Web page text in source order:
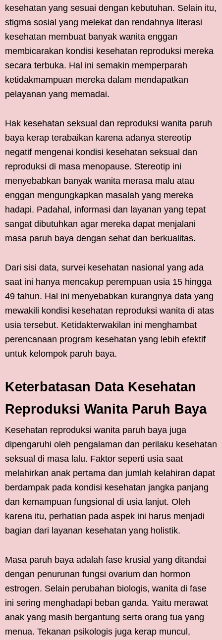
kesehatan yang sesuai dengan kebutuhan. Selain itu,
stigma sosial yang melekat dan rendahnya literasi
kesehatan membuat banyak wanita enggan
membicarakan kondisi kesehatan reproduksi mereka
secara terbuka. Hal ini semakin memperparah
ketidakmampuan mereka dalam mendapatkan
pelayanan yang memadai.
Hak kesehatan seksual dan reproduksi wanita paruh
baya kerap terabaikan karena adanya stereotip
negatif mengenai kondisi kesehatan seksual dan
reproduksi di masa menopause. Stereotip ini
menyebabkan banyak wanita merasa malu atau
enggan mengungkapkan masalah yang mereka
hadapi. Padahal, informasi dan layanan yang tepat
sangat dibutuhkan agar mereka dapat menjalani
masa paruh baya dengan sehat dan berkualitas.
Dari sisi data, survei kesehatan nasional yang ada
saat ini hanya mencakup perempuan usia 15 hingga
49 tahun. Hal ini menyebabkan kurangnya data yang
mewakili kondisi kesehatan reproduksi wanita di atas
usia tersebut. Ketidakterwakilan ini menghambat
perencanaan program kesehatan yang lebih efektif
untuk kelompok paruh baya.
Keterbatasan Data Kesehatan
Reproduksi Wanita Paruh Baya
Kesehatan reproduksi wanita paruh baya juga
dipengaruhi oleh pengalaman dan perilaku kesehatan
seksual di masa lalu. Faktor seperti usia saat
melahirkan anak pertama dan jumlah kelahiran dapat
berdampak pada kondisi kesehatan jangka panjang
dan kemampuan fungsional di usia lanjut. Oleh
karena itu, perhatian pada aspek ini harus menjadi
bagian dari layanan kesehatan yang holistik.
Masa paruh baya adalah fase krusial yang ditandai
dengan penurunan fungsi ovarium dan hormon
estrogen. Selain perubahan biologis, wanita di fase
ini sering menghadapi beban ganda. Yaitu merawat
anak yang masih bergantung serta orang tua yang
menua. Tekanan psikologis juga kerap muncul,